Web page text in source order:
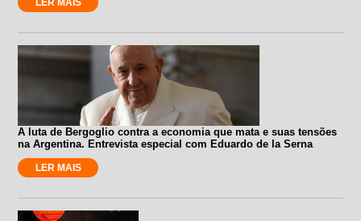
A luta de Bergoglio contra a economia que mata e suas tensões
na Argentina. Entrevista especial com Eduardo de la Serna
LER MAIS